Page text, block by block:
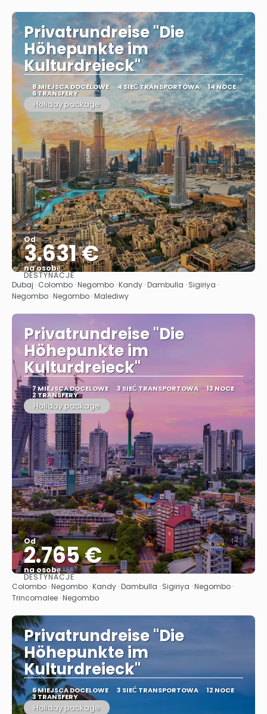
Privatrundreise "Die
Höhepunkte im
Kulturdreieck"
8 MIEJSCA DOCELOWE 4 SIEĆ TRANSPORTOWA 14 NOCE
6 TRANSFERY
Holiday package
Od
3.631 €
na osobę
Zobacz
DESTYNACJE
Dubaj · Colombo · Negombo · Kandy · Dambulla · Sigiriya ·
Negombo · Negombo · Malediwy
Privatrundreise "Die
Höhepunkte im
Kulturdreieck"
7 MIEJSCA DOCELOWE 3 SIEĆ TRANSPORTOWA 13 NOCE
2 TRANSFERY
Holiday package
Od
2.765 €
na osobę
Zobacz
DESTYNACJE
Colombo · Negombo · Kandy · Dambulla · Sigiriya · Negombo ·
Trincomalee · Negombo
Privatrundreise "Die
Höhepunkte im
Kulturdreieck"
6 MIEJSCA DOCELOWE 3 SIEĆ TRANSPORTOWA 12 NOCE
3 TRANSFERY
Holiday package